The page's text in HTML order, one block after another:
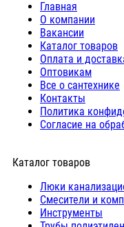
Главная
О компании
Вакансии
Каталог товаров
Оплата и
Оптовикам
Все о сантехнике
Контакты
Политика
Согласие на
Каталог товаров
Люки
Cмесители и
Инструменты